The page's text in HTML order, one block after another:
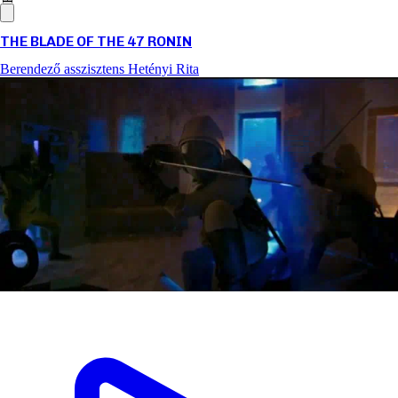
THE BLADE OF THE 47 RONIN
Berendező asszisztens Hetényi Rita